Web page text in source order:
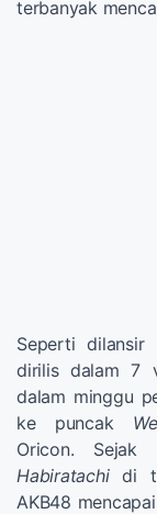
terbanyak
Seperti dilansir
dirilis dalam 7
dalam minggu
ke puncak
Oricon.
Habiratachidi
AKB48